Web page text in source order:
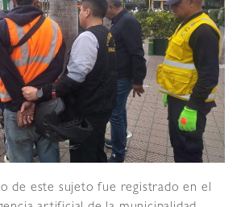
de este sujeto fue registrado en el